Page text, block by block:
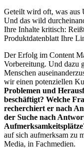
Geteilt wird oft, was aus
Und das wild
Ihre Inhalte kritisch:
Produktdatenblatt Ihre
Der Erfolg im Content
Vorbereitung. Und dazu
Menschen
wir einen potenziellen
Problemen und
beschäftigt? Welche
recherchiert er nach
der Suche nach
auf sich aufmerksam zu
Media, in Fachmedien.